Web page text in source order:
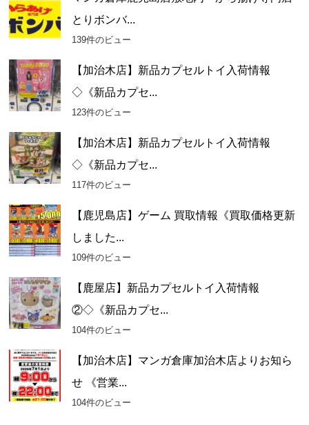
とりボンバ...
139件のビュー
【加治木店】新品カプセルトイ入荷情報
◇《新品カプセ...
123件のビュー
【加治木店】新品カプセルトイ入荷情報
◇《新品カプセ...
117件のビュー
【鹿児島店】ゲーム 買取情報《買取価格更新
しました...
109件のビュー
【鹿屋店】新品カプセルトイ入荷情報
②◇《新品カプセ...
104件のビュー
【加治木店】マンガ倉庫加治木店よりお知ら
せ 《営業...
104件のビュー